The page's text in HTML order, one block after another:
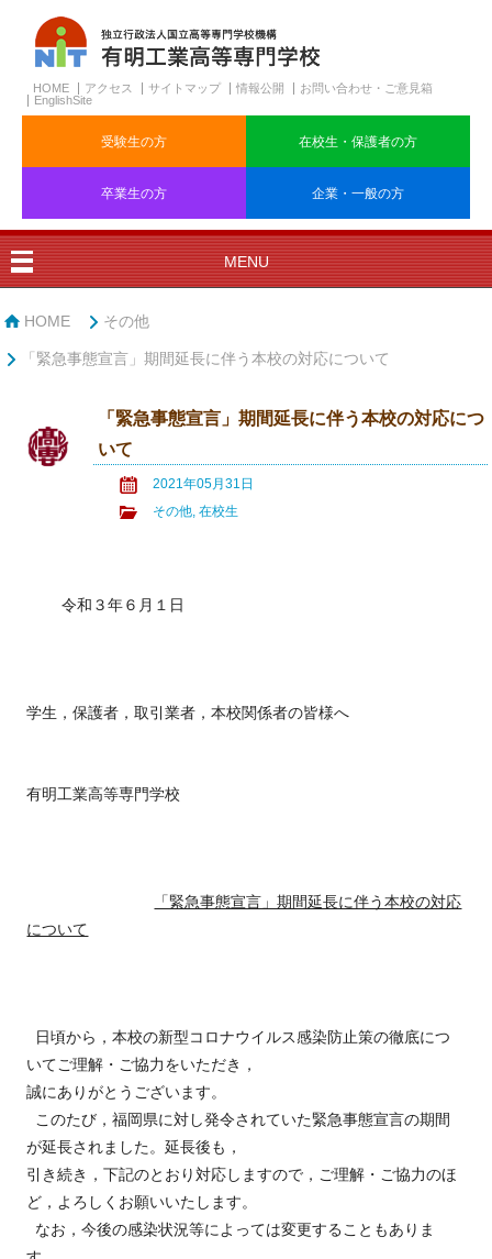
HOME アクセス サイトマップ 情報公開
お問い合わせ・ご意見箱
EnglishSite
受験生の方 在校生・保護者の方
卒業生の方 企業・一般の方
MENU
HOME その他
「緊急事態宣言」期間延長に伴う本校の対応について
「緊急事態宣言」期間延長に伴う本校の対応につ
いて
2021年05月31日
その他 ,在校生
令和３年６月１日
学生，保護者，取引業者，本校関係者の皆様へ
有明工業高等専門学校
「緊急事態宣言」期間延長に伴う本校の対応
について
日頃から，本校の新型コロナウイルス感染防止策の徹底につ
いてご理解・ご協力をいただき，
誠にありがとうございます。
このたび，福岡県に対し発令されていた緊急事態宣言の期間
が延長されました。延長後も，
引き続き，下記のとおり対応しますので，ご理解・ご協力のほ
ど，よろしくお願いいたします。
なお，今後の感染状況等によっては変更することもありま